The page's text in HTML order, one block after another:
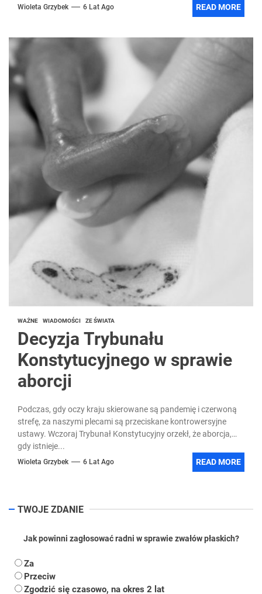
Wioleta Grzybek 6 Lat Ago READ MORE
WAŻNE WIADOMOŚCI ZE ŚWIATA
Decyzja Trybunału
Konstytucyjnego w sprawie
aborcji
Podczas, gdy oczy kraju skierowane są pandemię i czerwoną
strefę, za naszymi plecami są przeciskane kontrowersyjne
ustawy. Wczoraj Trybunał Konstytucyjny orzekł, że aborcja,
gdy istnieje...
Wioleta Grzybek 6 Lat Ago READ MORE
TWOJE ZDANIE
Jak powinni zagłosować radni w sprawie zwałów płaskich?
Za
Przeciw
Zgodzić się czasowo, na okres 2 lat